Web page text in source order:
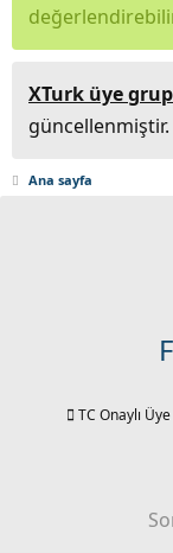
XTurk üye
güncellenmiştir.
Ana sayfa
TC Onaylı Üye